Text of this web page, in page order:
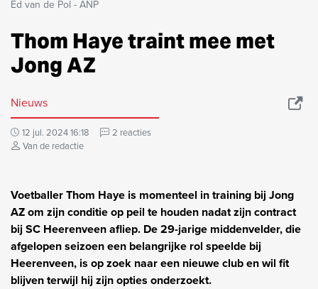
Ed van de Pol - ANP
Thom Haye traint mee met
Jong AZ
Nieuws
12 jul. 2024 16:18
2 reacties
Van de redactie
Voetballer Thom Haye is momenteel in training bij Jong
AZ om zijn conditie op peil te houden nadat zijn contract
bij SC Heerenveen afliep. De 29-jarige middenvelder, die
afgelopen seizoen een belangrijke rol speelde bij
Heerenveen, is op zoek naar een nieuwe club en wil fit
blijven terwijl hij zijn opties onderzoekt.